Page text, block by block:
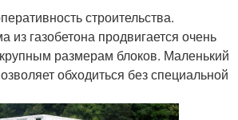
строительства.
из газобетона продвигается очень
размерам блоков. Маленький
обходиться без специальной